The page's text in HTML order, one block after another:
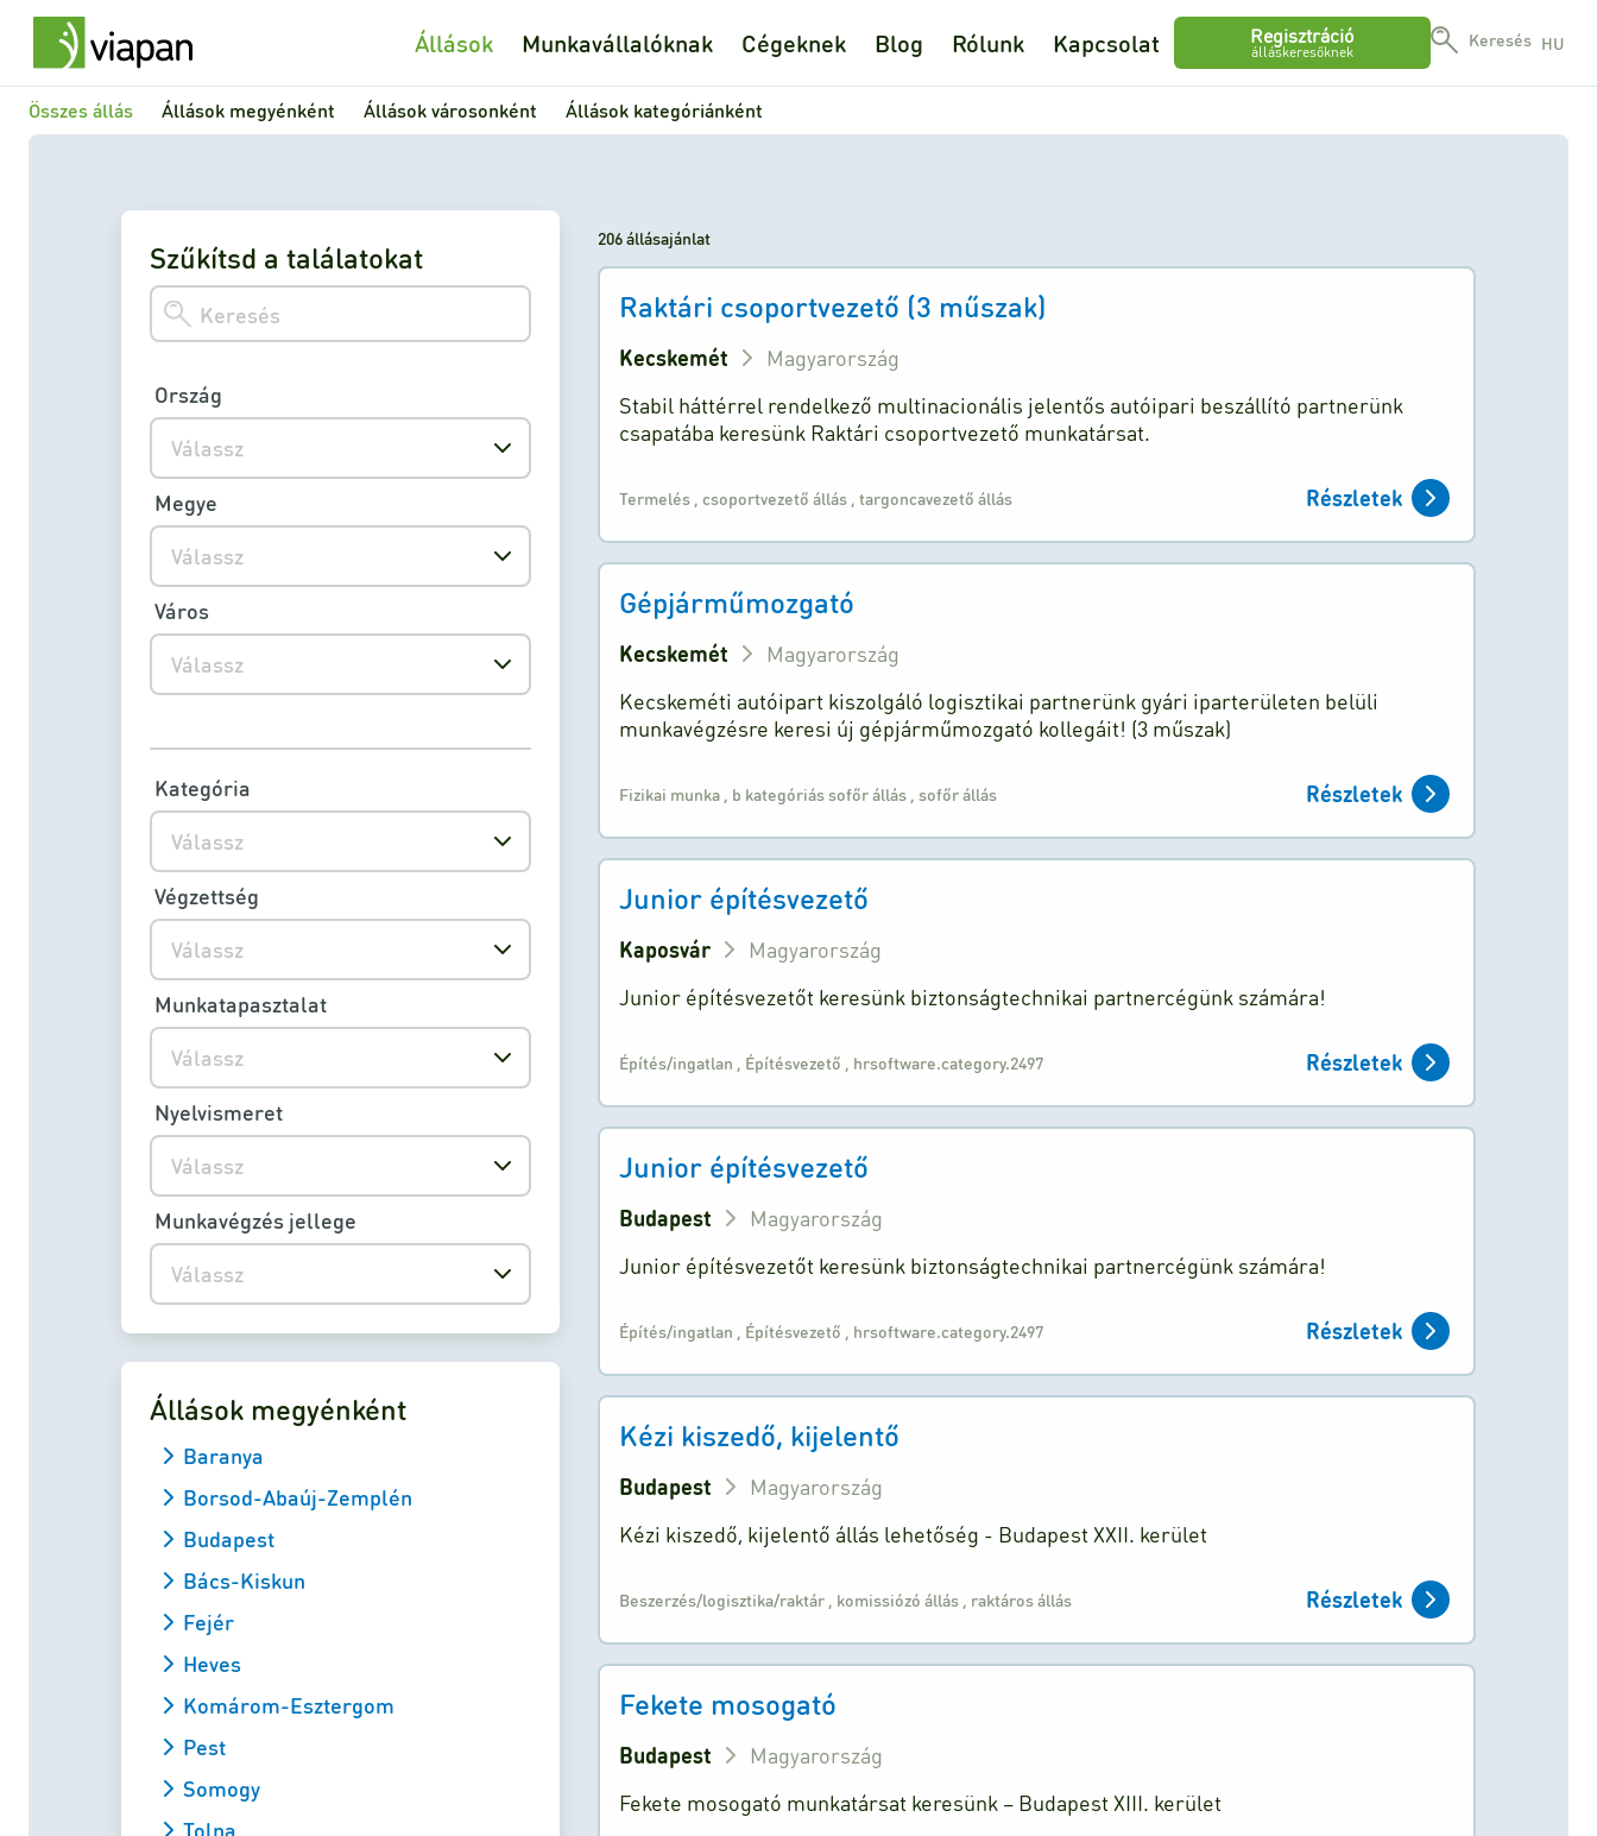
Állások Munkavállalóknak Cégeknek Blog Rólunk Kapcsolat Regisztráció
álláskeresőknek
Keresés HU
Összes állás Állások megyénként Állások városonként Állások kategóriánként
Szűkítsd a találatokat
Válassz
Ország
Válassz
Megye
Válassz
Város
Válassz
Kategória
Válassz
Végzettség
Válassz
Munkatapasztalat
Válassz
Nyelvismeret
Válassz
Munkavégzés jellege
Állások megyénként
Baranya
Borsod-Abaúj-Zemplén
Budapest
Bács-Kiskun
Fejér
Heves
Komárom-Esztergom
Pest
Somogy
Tolna
206 állásajánlat
Raktári csoportvezető (3 műszak)
Kecskemét
Magyarország
Stabil háttérrel rendelkező multinacionális jelentős autóipari beszállító partnerünk
csapatába keresünk Raktári csoportvezető munkatársat.
Termelés ,csoportvezető állás ,targoncavezető állás Részletek
Gépjárműmozgató
Kecskemét
Magyarország
Kecskeméti autóipart kiszolgáló logisztikai partnerünk gyári iparterületen belüli
munkavégzésre keresi új gépjárműmozgató kollegáit! (3 műszak)
Fizikai munka b kategóriás sofőr állás sofőr állás Részletek
Junior építésvezető
Kaposvár
Magyarország
Junior építésvezetőt keresünk biztonságtechnikai partnercégünk számára!
Építés/ingatlan Építésvezető hrsoftware.category.2497 Részletek
Junior építésvezető
Budapest
Magyarország
Junior építésvezetőt keresünk biztonságtechnikai partnercégünk számára!
Építés/ingatlan Építésvezető hrsoftware.category.2497 Részletek
Kézi kiszedő, kijelentő
Budapest
Magyarország
Kézi kiszedő, kijelentő állás lehetőség - Budapest XXII. kerület
Beszerzés/logisztika/raktár komissiózó állás raktáros állás Részletek
Fekete mosogató
Budapest
Magyarország
Fekete mosogató munkatársat keresünk – Budapest XIII. kerület